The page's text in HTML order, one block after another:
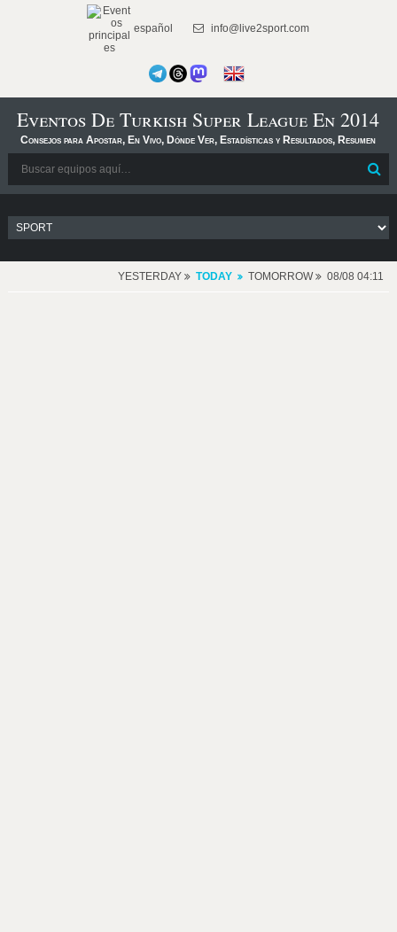
español info@live2sport.com
Eventos De Turkish Super League En 2014
Consejos para Apostar, En Vivo, Dónde Ver, Estadísticas y Resultados, Resumen
YESTERDAY TODAY TOMORROW 08/08 04:11